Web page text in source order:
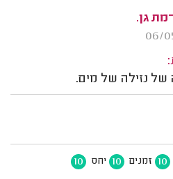
גן.
של נזילה של מים.
10 זמנים 10 יחס 10